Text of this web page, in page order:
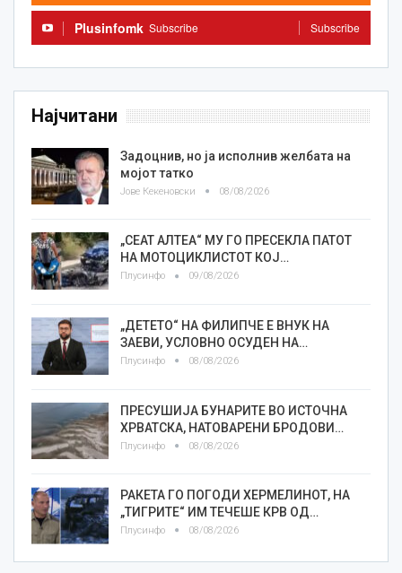
Plusinfomk Subscribe Subscribe
Најчитани
Задоцнив, но ја исполнив желбата на
мојот татко
Јове Кекеновски 08/08/2026
„СЕАТ АЛТЕА“ МУ ГО ПРЕСЕКЛА ПАТОТ
НА МОТОЦИКЛИСТОТ КОЈ…
Плусинфо 09/08/2026
„ДЕТЕТО“ НА ФИЛИПЧЕ Е ВНУК НА
ЗАЕВИ, УСЛОВНО ОСУДЕН НА…
Плусинфо 08/08/2026
ПРЕСУШИЈА БУНАРИТЕ ВО ИСТОЧНА
ХРВАТСКА, НАТОВАРЕНИ БРОДОВИ…
Плусинфо 08/08/2026
РАКЕТА ГО ПОГОДИ ХЕРМЕЛИНОТ, НА
„ТИГРИТЕ“ ИМ ТЕЧЕШЕ КРВ ОД…
Плусинфо 08/08/2026